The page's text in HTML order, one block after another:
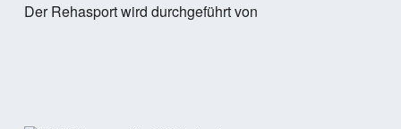
Der Rehasport wird durchgeführt von